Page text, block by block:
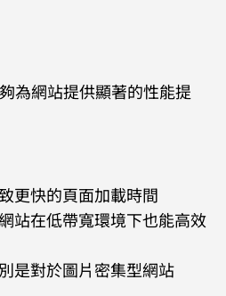
為網站提供顯著的性能提
更快的頁面加載時間
站在低帶寬環境下也能高效
是對於圖片密集型網站